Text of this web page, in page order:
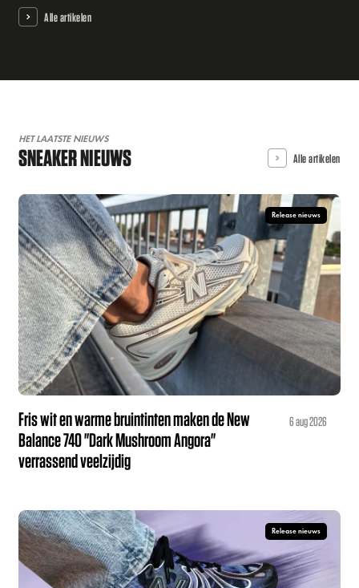
Alle artikelen
HET LAATSTE NIEUWS
SNEAKER NIEUWS Alle artikelen
Release nieuws
Fris wit en warme bruintinten maken de New
Balance 740 "Dark Mushroom Angora"
verrassend veelzijdig
6 aug 2026
Release nieuws